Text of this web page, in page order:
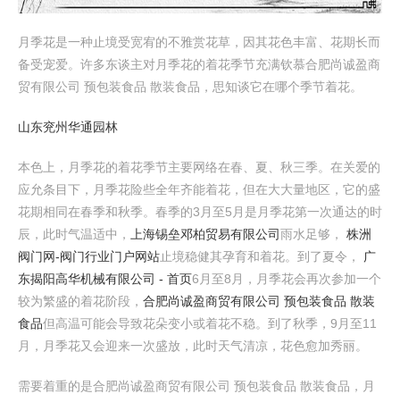
月季花是一种止境受宽宥的不雅赏花草，因其花色丰富、花期长而
备受宠爱。许多东谈主对月季花的着花季节充满钦慕合肥尚诚盈商
贸有限公司 预包装食品 散装食品，思知谈它在哪个季节着花。
山东兖州华通园林
本色上，月季花的着花季节主要网络在春、夏、秋三季。在关爱的
应允条目下，月季花险些全年齐能着花，但在大大量地区，它的盛
花期相同在春季和秋季。春季的3月至5月是月季花第一次通达的时
辰，此时气温适中，
上海锡垒邓柏贸易有限公司雨水足够， 株洲
阀门网-阀门行业门户网站止境稳健其孕育和着花。到了夏令，
广
东揭阳高华机械有限公司 - 首页6月至8月，月季花会再次参加一个
较为繁盛的着花阶段， 合肥尚诚盈商贸有限公司 预包装食品 散装
食品但高温可能会导致花朵变小或着花不稳。到了秋季，9月至11
月，月季花又会迎来一次盛放，此时天气清凉，花色愈加秀丽。
需要着重的是合肥尚诚盈商贸有限公司 预包装食品 散装食品，月